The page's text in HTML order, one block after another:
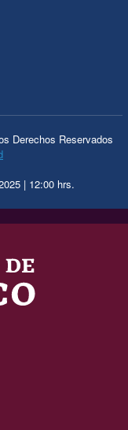
Derechos Reservados
| 12:00 hrs.